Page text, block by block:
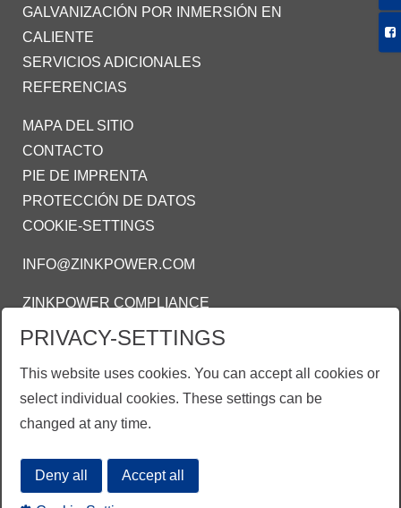
GALVANIZACIÓN POR INMERSIÓN EN
CALIENTE
SERVICIOS ADICIONALES
REFERENCIAS
MAPA DEL SITIO
CONTACTO
PIE DE IMPRENTA
PROTECCIÓN DE DATOS
COOKIE-SETTINGS
INFO@ZINKPOWER.COM
ZINKPOWER COMPLIANCE
Estamos orgullosos de ser meimbro de estas
asociaciones:
AMEGAC - Asociación Mexicana de Galvanizadores
AGA - American Galvanizers Association
PRIVACY-SETTINGS
This website uses cookies. You can accept all cookies or
select individual cookies. These settings can be
changed at any time.
Deny all Accept all